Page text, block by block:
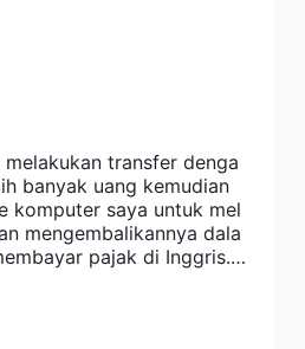
akun perdagangan berlaku.
dua kali lipat, hingga
bukan platform
visa, mastercard, transfer
transfer denga
banyak uang kemudian
komputer saya untuk mel
mengembalikannya dala
pajak di Inggris.